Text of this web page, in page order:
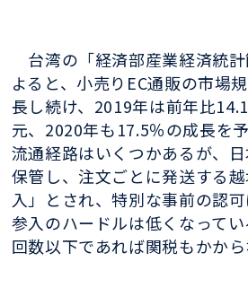
台湾の「経済部産業経済統
よると、小売りEC通販の市場
長し続け、2019年は前年比
元、2020年も17.5％の成長を
流通経路はいくつかあるが、
保管し、注文ごとに発送する
入」とされ、特別な事前の認可
参入のハードルは低くなって
回数以下であれば関税もかから